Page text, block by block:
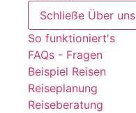
Schließe Über uns
So funktioniert's
FAQs - Fragen
Beispiel Reisen
Reiseplanung
Reiseberatung